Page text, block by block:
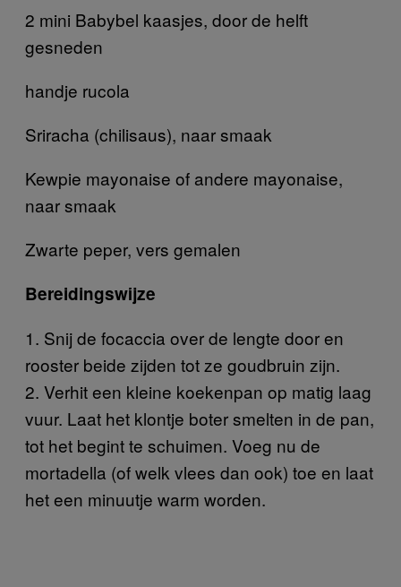
2 mini Babybel kaasjes, door de helft
gesneden
handje rucola
Sriracha (chilisaus), naar smaak
Kewpie mayonaise of andere mayonaise,
naar smaak
Zwarte peper, vers gemalen
Bereidingswijze
1. Snij de focaccia over de lengte door en
rooster beide zijden tot ze goudbruin zijn.
2. Verhit een kleine koekenpan op matig laag
vuur. Laat het klontje boter smelten in de pan,
tot het begint te schuimen. Voeg nu de
mortadella (of welk vlees dan ook) toe en laat
het een minuutje warm worden.